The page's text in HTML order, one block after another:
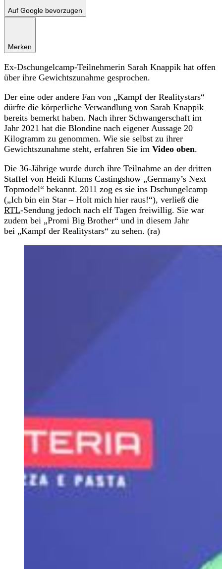
Auf Google bevorzugen
Merken
Ex-Dschungelcamp-Teilnehmerin Sarah Knappik hat offen
über ihre Gewichtszunahme gesprochen.
Der eine oder andere Fan von „Kampf der Realitystars“
dürfte die körperliche Verwandlung von Sarah Knappik
bereits bemerkt haben. Nach ihrer Schwangerschaft im
Jahr 2021 hat die Blondine nach eigener Aussage 20
Kilogramm zu genommen. Wie sie selbst zu ihrer
Gewichtszunahme steht, erfahren Sie im Video oben.
Die 36-Jährige wurde durch ihre Teilnahme an der dritten
Staffel von Heidi Klums Castingshow „Germany’s Next
Topmodel“ bekannt. 2011 zog es sie ins Dschungelcamp
(„Ich bin ein Star – Holt mich hier raus!“), verließ die
RTL-Sendung jedoch nach elf Tagen freiwillig. Sie war
zudem bei „Promi Big Brother“ und in diesem Jahr
bei „Kampf der Realitystars“ zu sehen. (ra)